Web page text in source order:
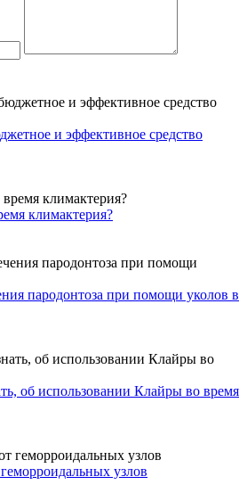
и эффективное средство
климактерия?
пародонтоза при помощи уколов в
об использовании Клайры во время
узлов